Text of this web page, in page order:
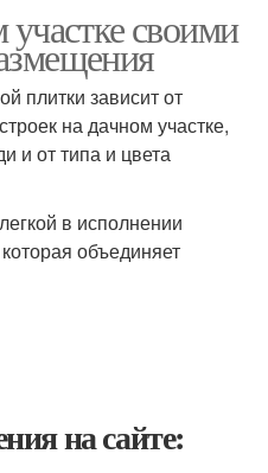
своими
плитки зависит от
на дачном участке,
и от типа и цвета
в исполнении
объединяет
на сайте: